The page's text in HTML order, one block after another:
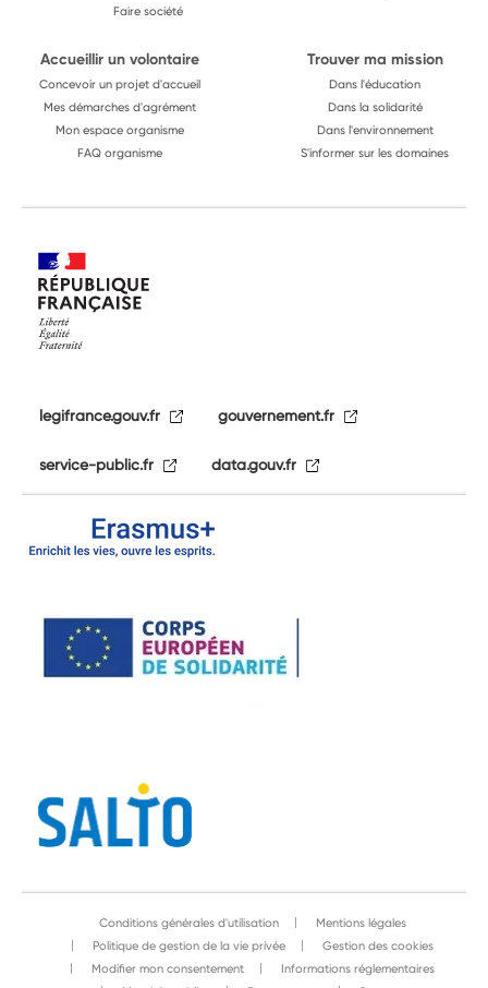
Faire société
Accueillir un volontaire
Concevoir un projet d'accueil
Mes démarches d'agrément
Mon espace organisme
FAQ organisme
Trouver ma mission
Dans l'éducation
Dans la solidarité
Dans l'environnement
S'informer sur les domaines
legifrance.gouv.fr gouvernement.fr
service-public.fr data.gouv.fr
Conditions générales d'utilisation
Mentions légales
Politique de gestion de la vie privée
Gestion des cookies
Modifier mon consentement
Informations réglementaires